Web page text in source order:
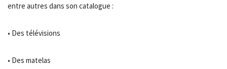
entre autres dans son catalogue :
• Des télévisions
• Des matelas